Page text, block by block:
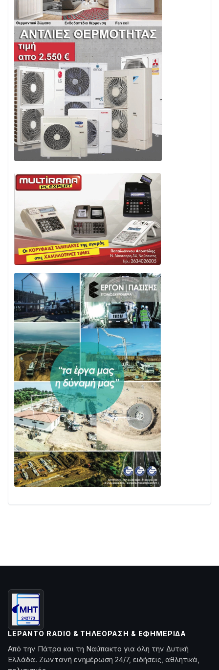
LEPANTO RADIO & ΤΗΛΕΌΡΑΣΗ & ΕΦΗΜΕΡΊΔΑ
Από την Πάτρα και τη Ναύπακτο για όλη την Δυτική
Ελλάδα. Ζωντανή ενημέρωση 24/7, ειδήσεις, αθλητικά,